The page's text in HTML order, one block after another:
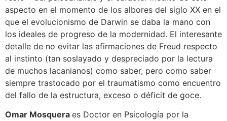
aspecto en el momento de los albores del siglo XX en el
que el evolucionismo de Darwin se daba la mano con
los ideales de progreso de la modernidad. El interesante
detalle de no evitar las afirmaciones de Freud respecto
al instinto (tan soslayado y despreciado por la lectura
de muchos lacanianos) como saber, pero como saber
siempre trastocado por el traumatismo como encuentro
del fallo de la estructura, exceso o déficit de goce.
Omar Mosquera es Doctor en Psicología por la